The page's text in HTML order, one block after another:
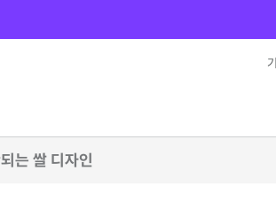
는 쌀 디자인